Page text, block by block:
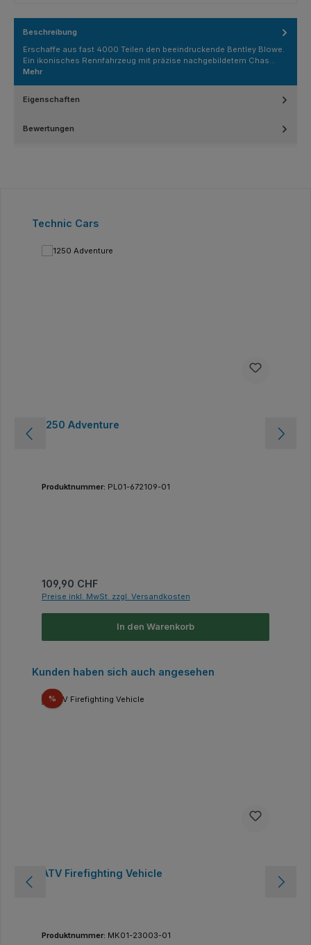
Beschreibung
Erschaffe aus fast 4000 Teilen den beeindruckende Bentley Blowe.
Ein ikonisches Rennfahrzeug mit präzise nachgebildetem Chas…
Mehr
Eigenschaften
Bewertungen
Produktgalerie überspringen
Technic Cars
1250 Adventure
Produktnummer: PL01-672109-01
Regulärer Preis:
109,90 CHF
Preise inkl. MwSt. zzgl. Versandkosten
In den Warenkorb
Produktgalerie überspringen
Kunden haben sich auch angesehen
%Rabatt
ATV Firefighting Vehicle
Produktnummer: MK01-23003-01